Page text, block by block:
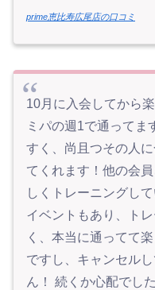
prime恵比寿広尾店の口コミ
10月に入会してから
ミパの週1で通ってま
すく、尚且つその人
てくれます！他の会
しくトレーニングし
イベントもあり、ト
く、本当に通ってて
ですし、キャンセル
ん！ 続くか心配でし